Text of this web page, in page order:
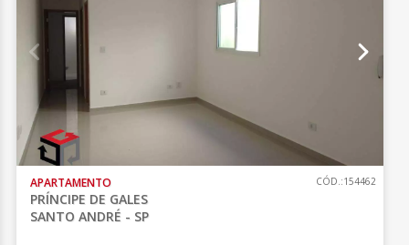
APARTAMENTO
PRÍNCIPE DE GALES
SANTO ANDRÉ - SP
CÓD.:154462